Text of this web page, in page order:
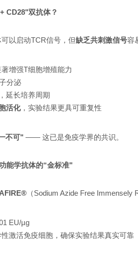
CD28"双抗体？
可以启动TCR信号，但缺乏共刺激信号容
著增强T细胞增殖能力
分泌
延长培养周期
活化，实验结果更具可重复性
不可" —— 这已是免疫学界的共识。
能学抗体的“金标准"
（Sodium Azide Free
EU/µg
激活免疫细胞，确保实验结果真实可靠